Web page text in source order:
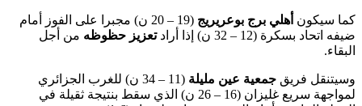
كما سيكون أهلي برج بوعريريج
(19 – 20 ن) مجبرا على الفوز أمام
ضيفه اتحاد بسكرة (12 – 32 ن) إذا أراد
تعزيز حظوظه من أجل
البقاء.
وسيتنقل فريق جمعية عين مليلة
(11 – 34 ن) للغرب الجزائري
لمواجهة سريع غليزان (16 – 26 ن) الذي سقط بنتيجة ثقيلة في